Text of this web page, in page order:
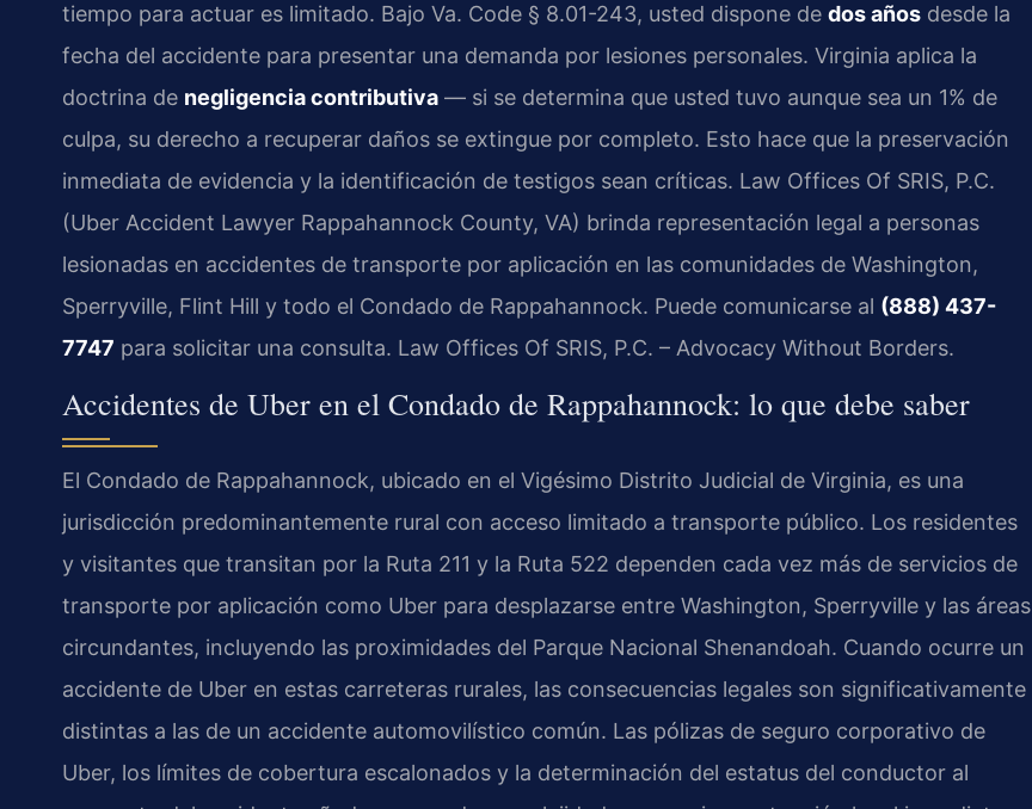
tiempo para actuar es limitado. Bajo Va. Code § 8.01-243, usted dispone de dos años desde la
fecha del accidente para presentar una demanda por lesiones personales. Virginia aplica la
doctrina de negligencia contributiva — si se determina que usted tuvo aunque sea un 1% de
culpa, su derecho a recuperar daños se extingue por completo. Esto hace que la preservación
inmediata de evidencia y la identificación de testigos sean críticas. Law Offices Of SRIS, P.C.
(Uber Accident Lawyer Rappahannock County, VA) brinda representación legal a personas
lesionadas en accidentes de transporte por aplicación en las comunidades de Washington,
Sperryville, Flint Hill y todo el Condado de Rappahannock. Puede comunicarse al (888) 437-
7747 para solicitar una consulta. Law Offices Of SRIS, P.C. – Advocacy Without Borders.
Accidentes de Uber en el Condado de Rappahannock: lo que debe saber
El Condado de Rappahannock, ubicado en el Vigésimo Distrito Judicial de Virginia, es una
jurisdicción predominantemente rural con acceso limitado a transporte público. Los residentes
y visitantes que transitan por la Ruta 211 y la Ruta 522 dependen cada vez más de servicios de
transporte por aplicación como Uber para desplazarse entre Washington, Sperryville y las áreas
circundantes, incluyendo las proximidades del Parque Nacional Shenandoah. Cuando ocurre un
accidente de Uber en estas carreteras rurales, las consecuencias legales son significativamente
distintas a las de un accidente automovilístico común. Las pólizas de seguro corporativo de
Uber, los límites de cobertura escalonados y la determinación del estatus del conductor al